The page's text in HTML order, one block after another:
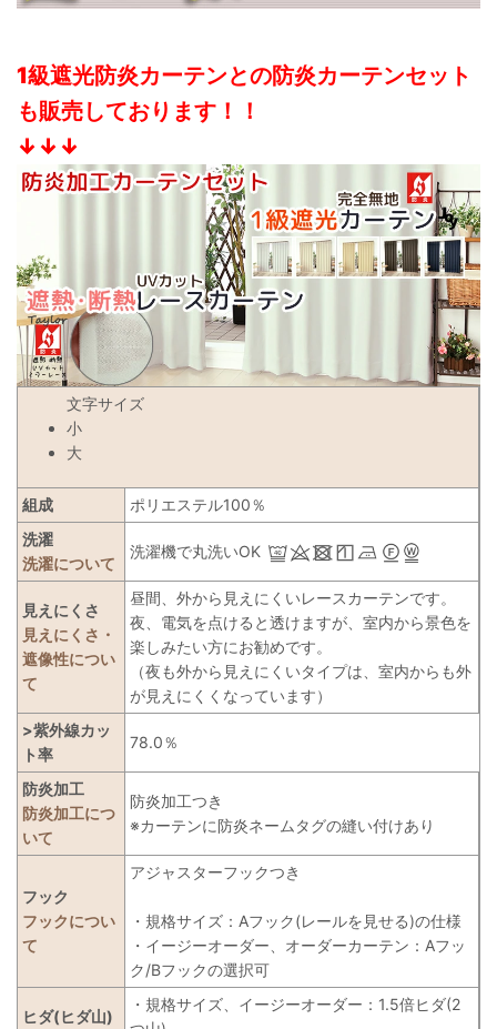
1級遮光防炎カーテンとの防炎カーテンセット
も販売しております！！
↓↓↓
文字サイズ
小
大
組成
ポリエステル100％
洗濯
洗濯について
洗濯機で丸洗いOK
見えにくさ
見えにくさ・
遮像性につい
て
昼間、外から見えにくいレースカーテンです。
夜、電気を点けると透けますが、室内から景色を
楽しみたい方にお勧めです。
（夜も外から見えにくいタイプは、室内からも外
が見えにくくなっています）
>紫外線カッ
ト率
78.0％
防炎加工
防炎加工につ
いて
防炎加工つき
※カーテンに防炎ネームタグの縫い付けあり
フック
フックについ
て
アジャスターフックつき
・規格サイズ：Aフック(レールを見せる)の仕様
・イージーオーダー、オーダーカーテン：Aフッ
ク/Bフックの選択可
ヒダ(ヒダ山)
・規格サイズ、イージーオーダー：1.5倍ヒダ(2